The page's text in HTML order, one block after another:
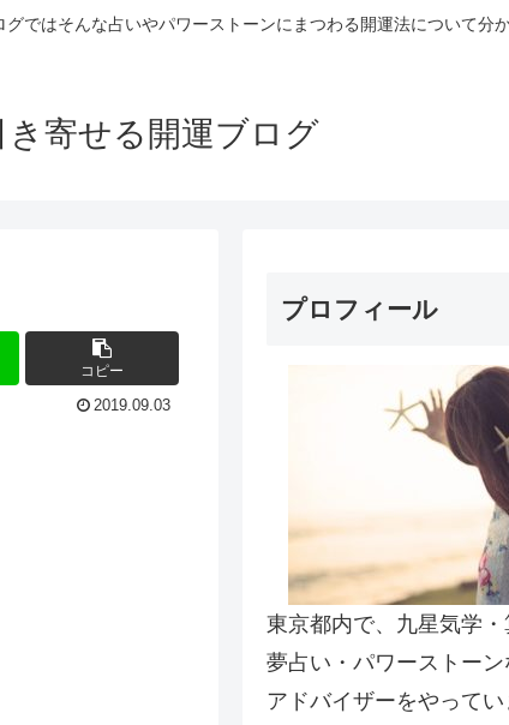
ではそんな占いやパワーストーンにまつわる開運法について分
寄せる開運ブログ
コピー
2019.09.03
プロフィール
東京都内で、九星気学・
夢占い・パワーストー
アドバイザーをやってい